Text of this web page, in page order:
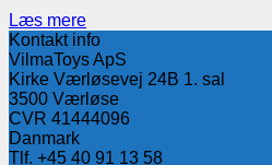
Læs mere
Kontakt info
VilmaToys ApS
Kirke Værløsevej 24B 1. sal
3500 Værløse
CVR 41444096
Danmark
Tlf. +45 40 91 13 58